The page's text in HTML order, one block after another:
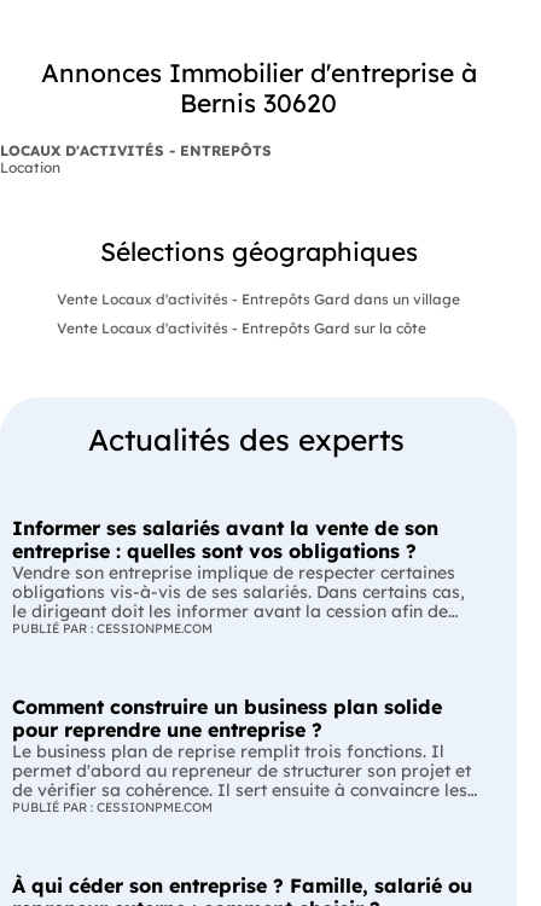
Annonces Immobilier d'entreprise à
Bernis 30620
LOCAUX D'ACTIVITÉS - ENTREPÔTS
Location
Sélections géographiques
Vente Locaux d'activités - Entrepôts Gard dans un village
Vente Locaux d'activités - Entrepôts Gard sur la côte
Actualités des experts
Informer ses salariés avant la vente de son
entreprise : quelles sont vos obligations ?
Vendre son entreprise implique de respecter certaines
obligations vis-à-vis de ses salariés. Dans certains cas,
le dirigeant doit les informer avant la cession afin de
leur permettre, s'ils le souhaitent, de présenter une offre
L'essentiel Les entreprises de moins de 250 salariés sont
soumises, dans certains cas, à une obligation
d'information préalable des salariés. Cette obligation
concerne la vente d'un fonds de commerce ou la cession
de la majorité des titres d'une société. Le délai
d'information varie selon la taille de l'entreprise. Les
L'obligation d'information concerne uniquement
certaines entreprises et certaines opérations de cession.
PUBLIÉ PAR : CESSIONPME.COM
Comment construire un business plan solide
pour reprendre une entreprise ?
Le business plan de reprise remplit trois fonctions. Il
permet d'abord au repreneur de structurer son projet et
de vérifier sa cohérence. Il sert ensuite à convaincre les
banques et les partenaires financiers de l'accompagner.
consiste pas à reprendre les anciens comptes de
PUBLIÉ PAR : CESSIONPME.COM
À qui céder son entreprise ? Famille, salarié ou